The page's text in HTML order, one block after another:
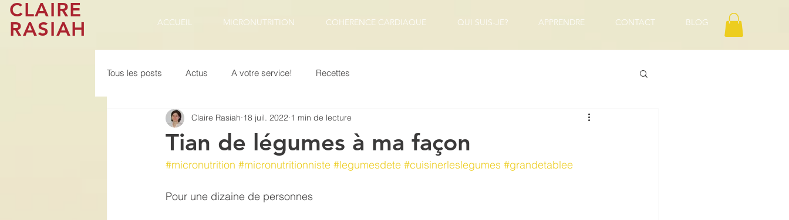
CLAIRE
RASIAH
ACCUEIL MICRONUTRITION COHERENCE CARDIAQUE QUI SUIS-JE? APPRENDRE CONTACT BLOG
Tous les posts Actus A votre service! Recettes
Tian de légumes à ma façon
Claire Rasiah 18 juil. 2022 1 min de lecture
#micronutrition #micronutritionniste #legumesdete #cuisinerleslegumes #grandetablee
Pour une dizaine de personnes